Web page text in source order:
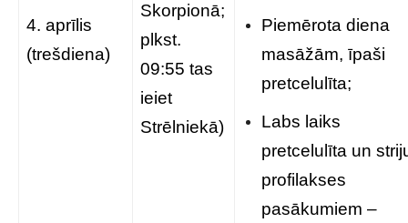
4. aprīlis
(trešdiena)
Skorpionā;
plkst.
09:55 tas
ieiet
Strēlniekā)
Piemērota diena
masāžām, īpaši
pretcelulīta;
Labs laiks
pretcelulīta un
profilakses
pasākumiem –